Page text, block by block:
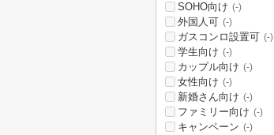
SOHO向け (-)
外国人可 (-)
ガスコンロ設置可 (-)
学生向け (-)
カップル向け (-)
女性向け (-)
新婚さん向け (-)
ファミリー向け (-)
キャンペーン (-)